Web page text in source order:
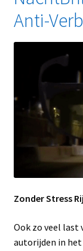
Anti-
Zonder Stress
Ook zo veel last
autorijden in het